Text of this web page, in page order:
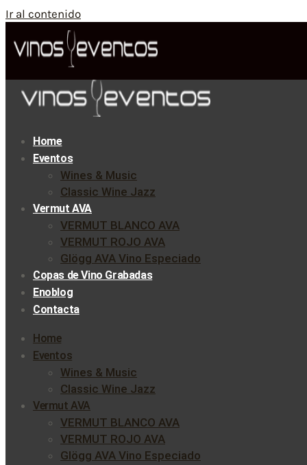
Ir al contenido
Home
Eventos
Wines & Music
Classic Wine Jazz
Vermut AVA
VERMUT BLANCO AVA
VERMUT ROJO AVA
Glögg AVA Vino Especiado
Copas de Vino Grabadas
Enoblog
Contacta
Home
Eventos
Wines & Music
Classic Wine Jazz
Vermut AVA
VERMUT BLANCO AVA
VERMUT ROJO AVA
Glögg AVA Vino Especiado